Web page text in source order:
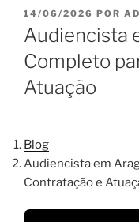
PUBLICADO
EM
14/06/2026 POR
Audiencista
Completo
Atuação
Blog
Audiencista em
Contratação e